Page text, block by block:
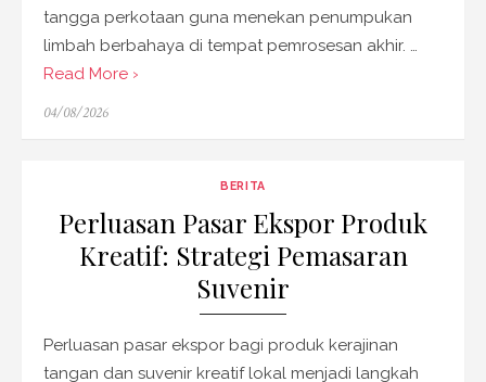
tangga perkotaan guna menekan penumpukan
limbah berbahaya di tempat pemrosesan akhir. …
Read More ›
Posted
04/08/2026
BERITA
Perluasan Pasar Ekspor Produk
Kreatif: Strategi Pemasaran
Suvenir
Perluasan pasar ekspor bagi produk kerajinan
tangan dan suvenir kreatif lokal menjadi langkah